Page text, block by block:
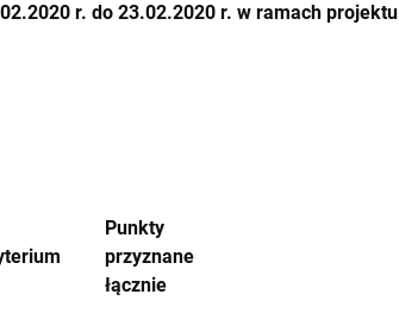
r. do 23.02.2020 r. w ramach projektu
Punkty
przyznane
łącznie